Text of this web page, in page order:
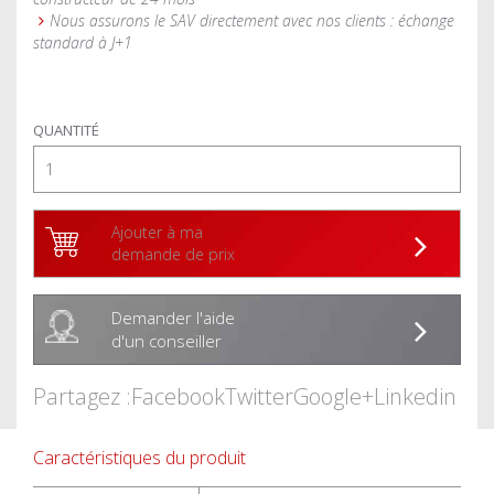
Nous assurons le SAV directement avec nos clients : échange
standard à J+1
QUANTITÉ
Ajouter à ma
demande de prix
Demander l'aide
d'un conseiller
Partagez :FacebookTwitterGoogle+Linkedin
Caractéristiques du produit